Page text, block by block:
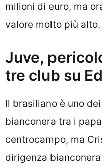
milioni di euro, ma
valore molto più alto.
Juve,
tre club su
Il brasiliano è uno
bianconera tra i
centrocampo, ma
dirigenza